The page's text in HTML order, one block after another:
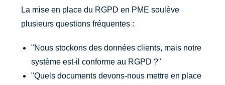
La mise en place du RGPD en PME soulève
plusieurs questions fréquentes :
"Nous stockons des données clients, mais notre
système est-il conforme au RGPD ?"
"Quels documents devons-nous mettre en place